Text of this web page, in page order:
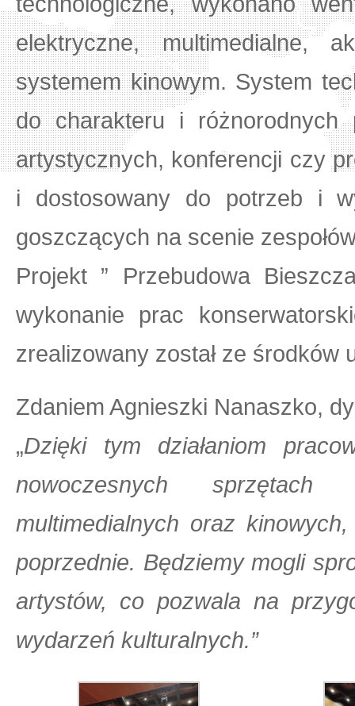
elektryczne, multimedialne,
systemem kinowym. System
do charakteru i różnorodnych
artystycznych, konferencji czy
i dostosowany do potrzeb i
goszczących na scenie
Projekt ” Przebudowa
wykonanie prac
zrealizowany został ze środków
Zdaniem Agnieszki Nanaszko,
„Dzięki tym działaniom
nowoczesnych sprzętach
multimedialnych oraz
poprzednie. Będziemy mogli
artystów, co pozwala na
wydarzeń kulturalnych.”